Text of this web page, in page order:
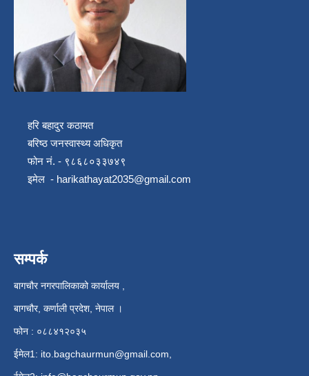
हरि बहादुर कठायत
बरिष्ठ जनस्वास्थ्य अधिकृत
फोन नं. - ९८६८०३३७४९
इमेल - harikathayat2035@gmail.com
सम्पर्क
बागचौर नगरपालिकाको कार्यालय ,
बागचौर, कर्णाली प्रदेश, नेपाल ।
फोन : ०८८४१२०३५
ईमेल1: ito.bagchaurmun@gmail.com